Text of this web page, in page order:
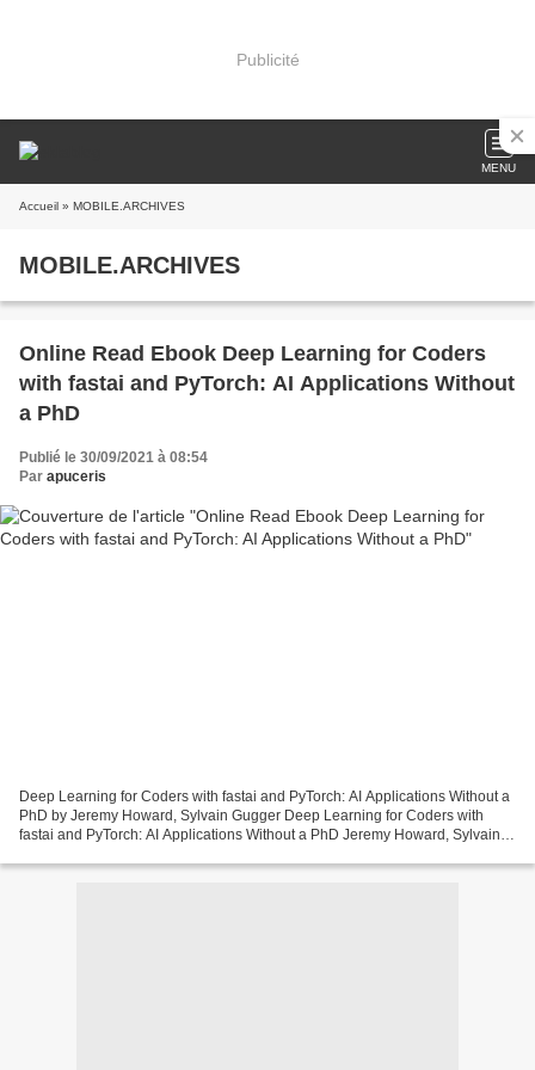
Publicité
MENU
Accueil » MOBILE.ARCHIVES
MOBILE.ARCHIVES
Online Read Ebook Deep Learning for Coders
with fastai and PyTorch: AI Applications Without
a PhD
Publié le 30/09/2021 à 08:54
Par apuceris
Deep Learning for Coders with fastai and PyTorch: AI Applications Without a
PhD by Jeremy Howard, Sylvain Gugger Deep Learning for Coders with
fastai and PyTorch: AI Applications Without a PhD Jeremy Howard, Sylvain